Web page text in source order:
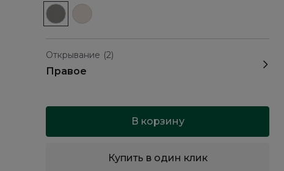
Открывание (2)
Правое
В корзину
Купить в один клик